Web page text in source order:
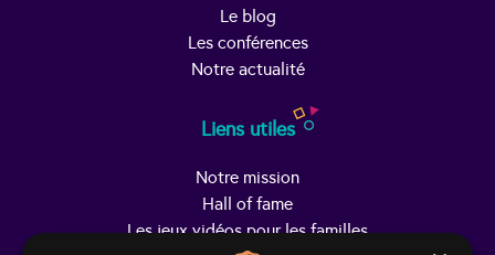
Le blog
Les conférences
Notre actualité
Liens utiles
Notre mission
Hall of fame
Les jeux vidéos pour les familles